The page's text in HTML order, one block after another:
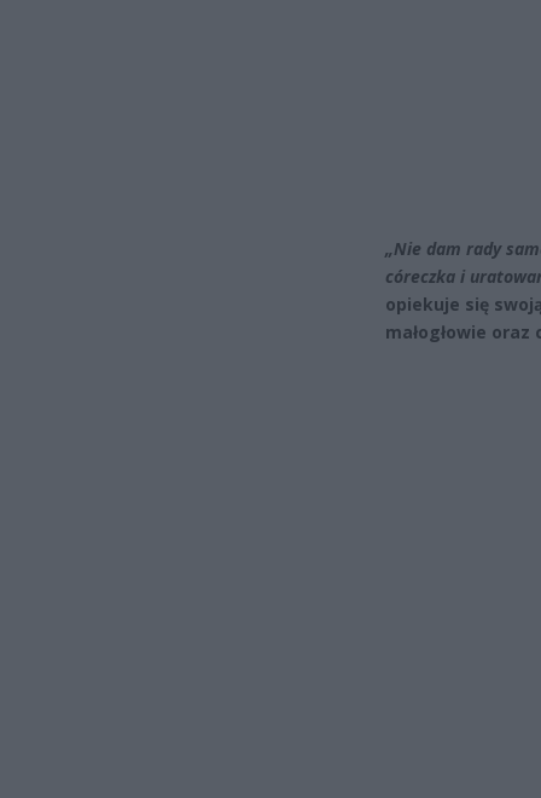
„Nie dam rady
córeczka i
opiekuje się
małogłowie